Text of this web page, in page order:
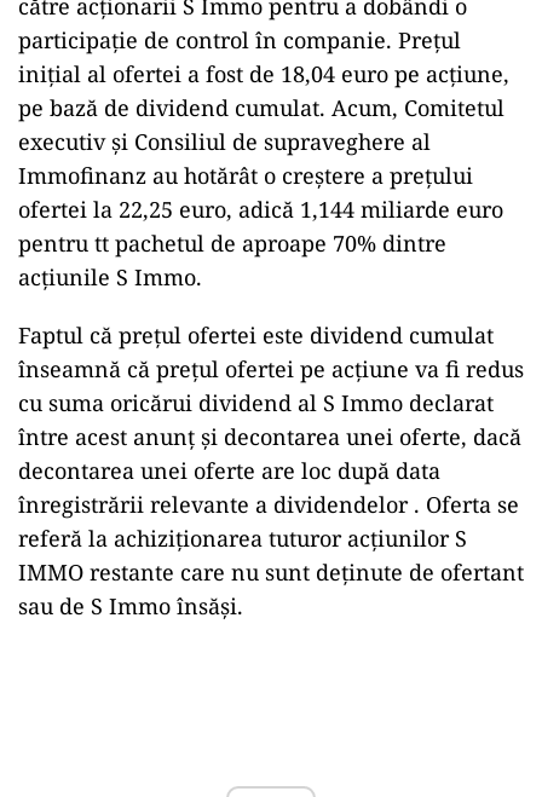
către acționarii S Immo pentru a dobândi o
participație de control în companie. Prețul
inițial al ofertei a fost de 18,04 euro pe acțiune,
pe bază de dividend cumulat. Acum, Comitetul
executiv și Consiliul de supraveghere al
Immofinanz au hotărât o creștere a prețului
ofertei la 22,25 euro, adică 1,144 miliarde euro
pentru tt pachetul de aproape 70% dintre
acțiunile S Immo.
Faptul că prețul ofertei este dividend cumulat
înseamnă că prețul ofertei pe acțiune va fi redus
cu suma oricărui dividend al S Immo declarat
între acest anunț și decontarea unei oferte, dacă
decontarea unei oferte are loc după data
înregistrării relevante a dividendelor . Oferta se
referă la achiziționarea tuturor acțiunilor S
IMMO restante care nu sunt deținute de ofertant
sau de S Immo însăși.